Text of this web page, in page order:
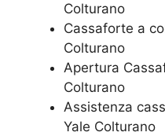
Colturano
Cassaforte a
Colturano
​Apertura
Colturano
Assistenza
Yale Colturano